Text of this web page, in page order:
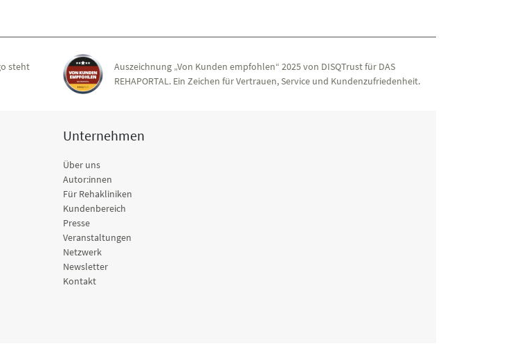
steht
Auszeichnung „Von Kunden empfohlen“ 2025 von DISQTrust für DAS
REHAPORTAL. Ein Zeichen für Vertrauen, Service und Kundenzufriedenheit.
Unternehmen
Über uns
Autor:innen
Für Rehakliniken
Kundenbereich
Presse
Veranstaltungen
Netzwerk
Newsletter
Kontakt